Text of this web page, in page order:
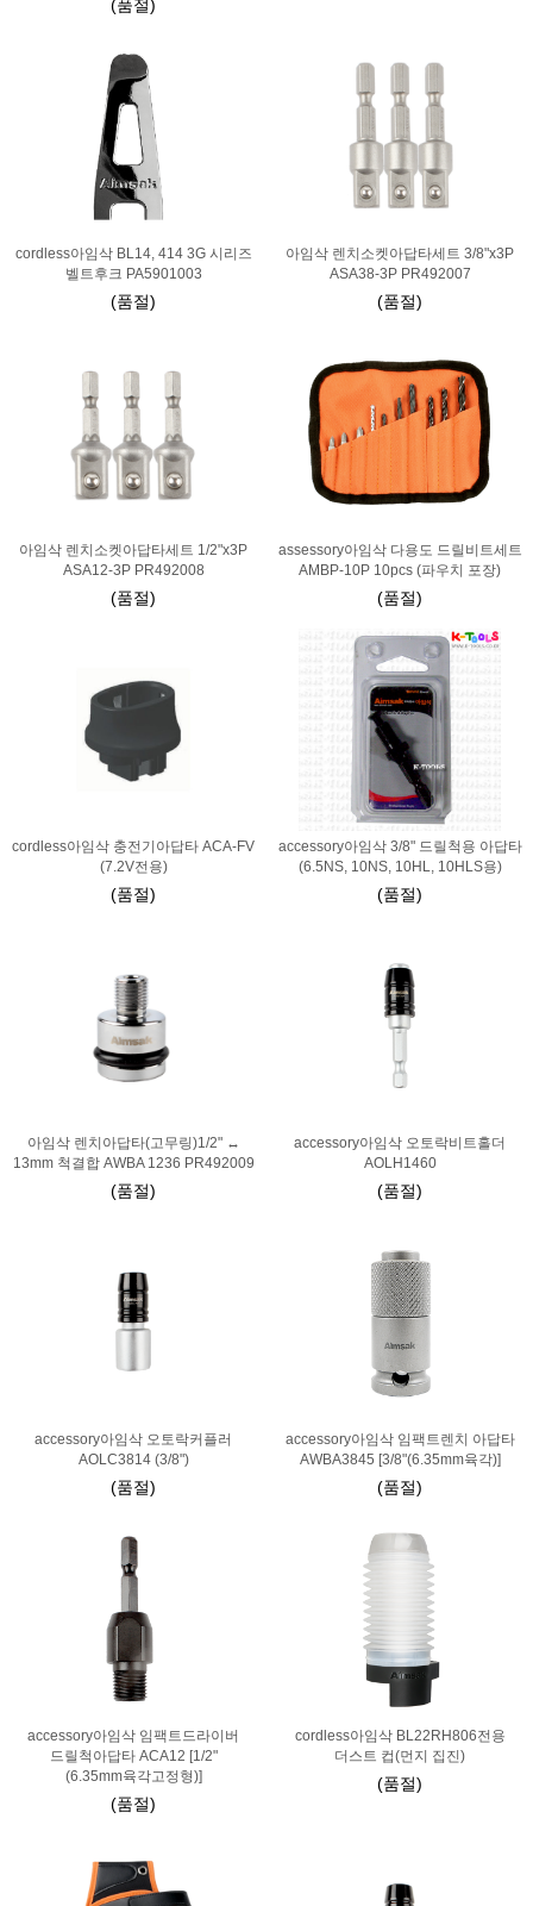
(품절)
cordless아임삭 BL14, 414 3G 시리즈
벨트후크 PA5901003
(품절)
아임삭 렌치소켓아답타세트 3/8"x3P
ASA38-3P PR492007
(품절)
아임삭 렌치소켓아답타세트 1/2"x3P
ASA12-3P PR492008
(품절)
assessory아임삭 다용도 드릴비트세트
AMBP-10P 10pcs (파우치 포장)
(품절)
cordless아임삭 충전기아답타 ACA-FV
(7.2V전용)
(품절)
accessory아임삭 3/8" 드릴척용 아답타
(6.5NS, 10NS, 10HL, 10HLS용)
(품절)
아임삭 렌치아답타(고무링)1/2" ↔
13mm 척결합 AWBA 1236 PR492009
(품절)
accessory아임삭 오토락비트홀더
AOLH1460
(품절)
accessory아임삭 오토락커플러
AOLC3814 (3/8")
(품절)
accessory아임삭 임팩트렌치 아답타
AWBA3845 [3/8"(6.35mm육각)]
(품절)
accessory아임삭 임팩트드라이버
드릴척아답타 ACA12 [1/2"
(6.35mm육각고정형)]
(품절)
cordless아임삭 BL22RH806전용
더스트 컵(먼지 집진)
(품절)